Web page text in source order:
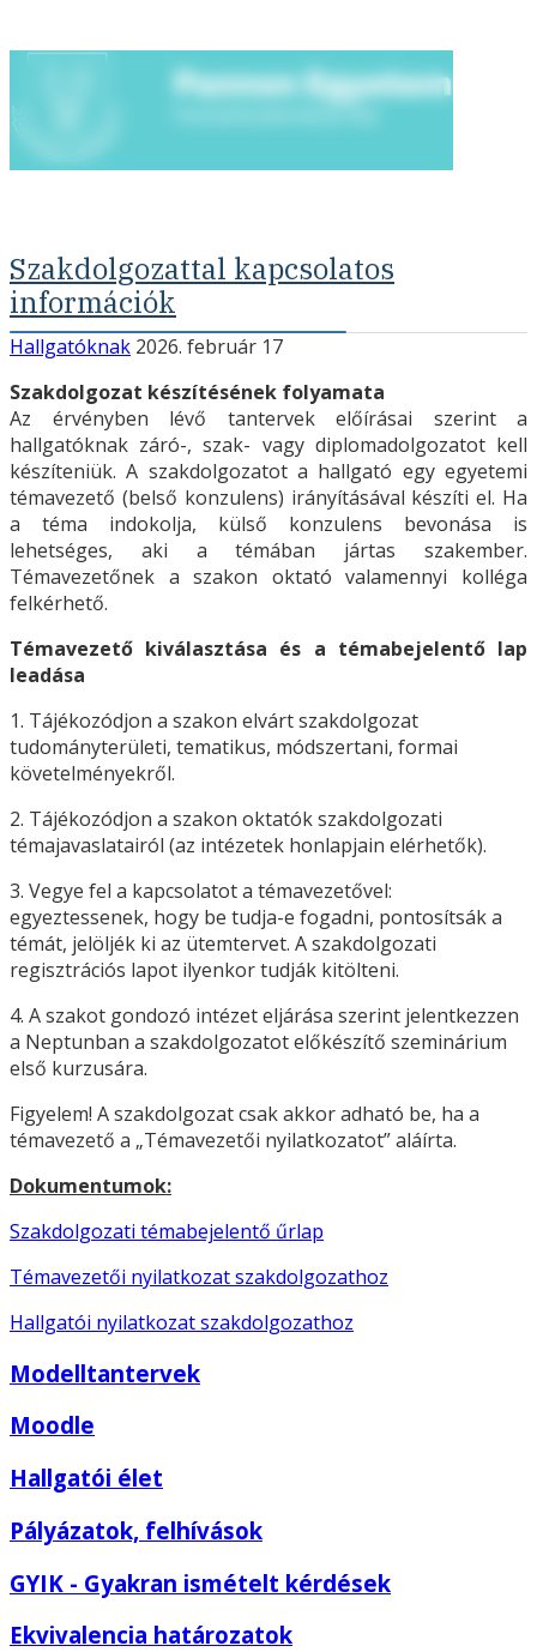
Szakdolgozattal kapcsolatos
információk
Hallgatóknak 2026. február 17
Szakdolgozat készítésének folyamata
Az érvényben lévő tantervek előírásai szerint a
hallgatóknak záró-, szak- vagy diplomadolgozatot kell
készíteniük. A szakdolgozatot a hallgató egy egyetemi
témavezető (belső konzulens) irányításával készíti el. Ha
a téma indokolja, külső konzulens bevonása is
lehetséges, aki a témában jártas szakember.
Témavezetőnek a szakon oktató valamennyi kolléga
felkérhető.
Témavezető kiválasztása és a témabejelentő lap
leadása
1. Tájékozódjon a szakon elvárt szakdolgozat
tudományterületi, tematikus, módszertani, formai
követelményekről.
2. Tájékozódjon a szakon oktatók szakdolgozati
témajavaslatairól (az intézetek honlapjain elérhetők).
3. Vegye fel a kapcsolatot a témavezetővel:
egyeztessenek, hogy be tudja-e fogadni, pontosítsák a
témát, jelöljék ki az ütemtervet. A szakdolgozati
regisztrációs lapot ilyenkor tudják kitölteni.
4. A szakot gondozó intézet eljárása szerint jelentkezzen
a Neptunban a szakdolgozatot előkészítő szeminárium
első kurzusára.
Figyelem! A szakdolgozat csak akkor adható be, ha a
témavezető a „Témavezetői nyilatkozatot” aláírta.
Dokumentumok:
Szakdolgozati témabejelentő űrlap
Témavezetői nyilatkozat szakdolgozathoz
Hallgatói nyilatkozat szakdolgozathoz
Modelltantervek
Moodle
Hallgatói élet
Pályázatok, felhívások
GYIK - Gyakran ismételt kérdések
Ekvivalencia határozatok